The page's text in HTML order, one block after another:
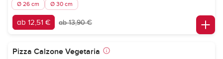
Ø 26 cm Ø 30 cm
ab 12,51 € ab 13,90 €
Pizza Calzone Vegetaria